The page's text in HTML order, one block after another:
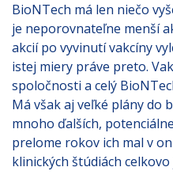
BioNTech má len niečo
je neporovnateľne menší
akcií po vyvinutí vakcíny
istej miery práve preto.
spoločnosti a celý
Má však aj veľké plány do
mnoho ďalších,
prelome rokov ich mal v
klinických štúdiách celkovo